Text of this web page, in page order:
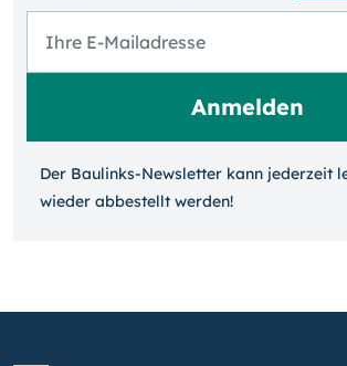
Der Baulinks-Newsletter kann jeder­zeit
wieder ab­bestellt werden!